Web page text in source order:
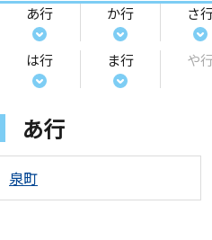
あ行
か行 さ
は行 ま行 や行
あ行
泉町